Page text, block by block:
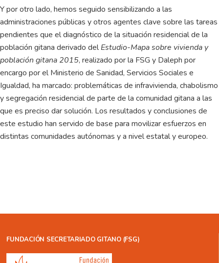
Y por otro lado, hemos seguido sensibilizando a las
administraciones públicas y otros agentes clave sobre las tareas
pendientes que el diagnóstico de la situación residencial de la
población gitana derivado delEstudio-Mapa sobre vivienda y
población gitana 2015, realizado por la FSG y Daleph por
encargo por el Ministerio de Sanidad, Servicios Sociales e
Igualdad, ha marcado: problemáticas de infravivienda, chabolismo
y segregación residencial de parte de la comunidad gitana a las
que es preciso dar solución. Los resultados y conclusiones de
este estudio han servido de base para movilizar esfuerzos en
distintas comunidades autónomas y a nivel estatal y europeo.
FUNDACIÓN SECRETARIADO GITANO (FSG)